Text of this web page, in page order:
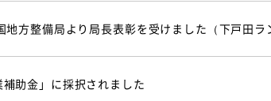
方整備局より局長表彰を受けました（下戸田ラ
補助金」に採択されました